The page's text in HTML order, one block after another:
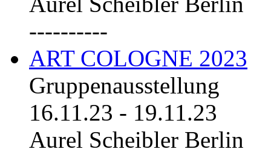
----------
ART COLOGNE 2023
Gruppenausstellung
16.11.23 - 19.11.23
Aurel Scheibler Berlin